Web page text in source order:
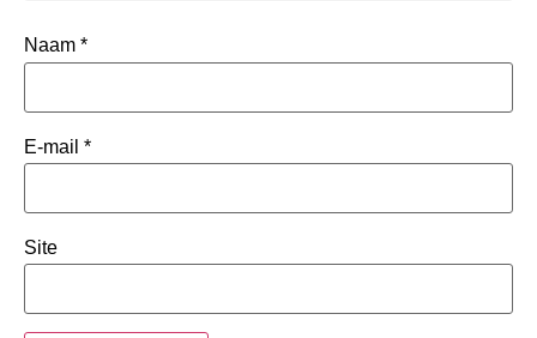
Naam *
E-mail *
Site